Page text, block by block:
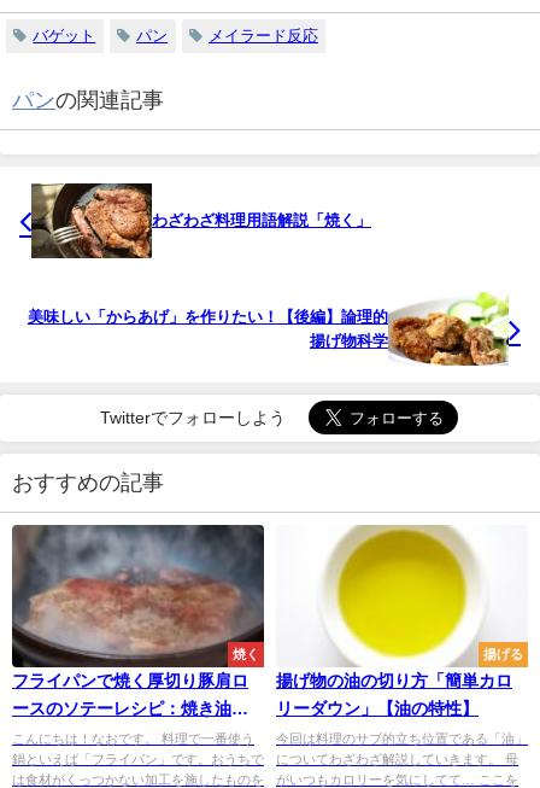
バゲット パン メイラード反応
パンの関連記事
わざわざ料理用語解説「焼く」
美味しい「からあげ」を作りたい！【後編】論理的
揚げ物科学
Twitterでフォローしよう
おすすめの記事
焼く
フライパンで焼く厚切り豚肩ロ
ースのソテーレシピ：焼き油の
役割と熱の伝え方
こんにちは！なおです。 料理で一番使う
鍋といえば「フライパン」です。おうちで
は食材がくっつかない加工を施したものを
揚げる
揚げ物の油の切り方「簡単カロ
リーダウン」【油の特性】
今回は料理のサブ的立ち位置である「油」
についてわざわざ解説していきます。 母
がいつもカロリーを気にしてて… ここを